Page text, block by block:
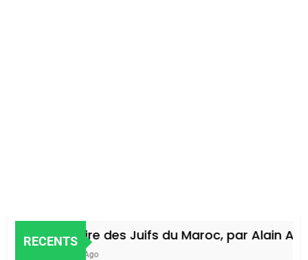
RECENTS
Histoire des Juifs du Maroc, par Alain
4 Jours Ago